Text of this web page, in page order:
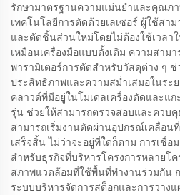
รักษามาตรฐานความแม่นยำและคุณภ
เทคโนโลยีการตัดด้วยเลเซอร์ ผู้ใช้ส
และตัดชิ้นส่วนใหม่โดยไม่ต้องใช้เวลา
เหมือนเครื่องมือแบบดั้งเดิม ความสาม
พารามิเตอร์การตัดสำหรับวัสดุต่าง ๆ
ประสิทธิภาพและความสม่ำเสมอในระ
คลาวด์ที่มีอยู่ในโมเดลเครื่องตัดและแ
รุ่น ช่วยให้สามารถตรวจสอบและควบ
สามารถเริ่มงานตัดผ่านอุปกรณ์เคลื่อน
เสร็จสิ้น ไม่ว่าจะอยู่ที่ใดก็ตาม การเชื่อ
สำหรับธุรกิจที่บริหารโครงการหลายโ
สภาพแวดล้อมที่ใช้พื้นที่ทำงานร่วมกัน
ระบบบริหารจัดการสต็อกและการวาง